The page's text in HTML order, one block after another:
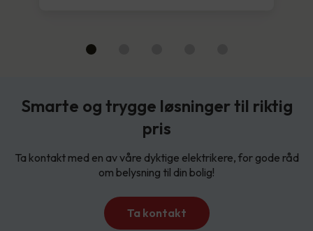
Smarte og trygge løsninger til riktig
pris
Ta kontakt med en av våre dyktige elektrikere, for gode råd
om belysning til din bolig!
Ta kontakt